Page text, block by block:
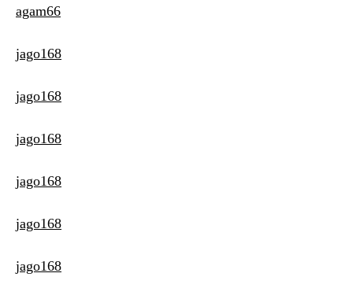
agam66
jago168
jago168
jago168
jago168
jago168
jago168